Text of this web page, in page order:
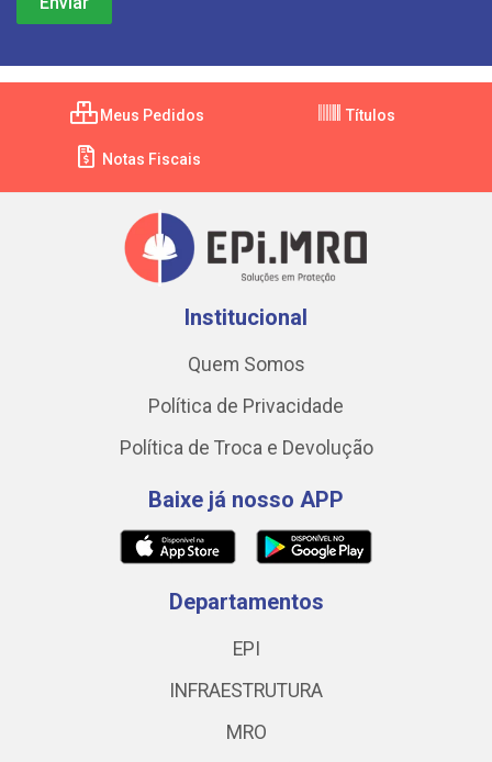
Meus Pedidos Títulos
Notas Fiscais
Institucional
Quem Somos
Política de Privacidade
Política de Troca e Devolução
Baixe já nosso APP
Departamentos
EPI
INFRAESTRUTURA
MRO